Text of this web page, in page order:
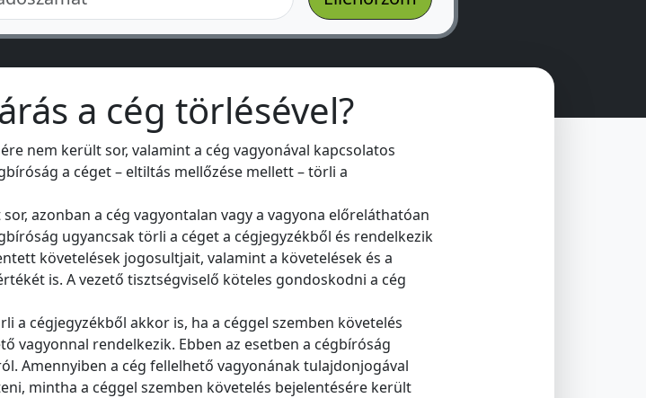
a cég törlésével?
nem került sor, valamint a cég vagyonával kapcsolatos
a céget – eltiltás mellőzése mellett – törli a
azonban a cég vagyontalan vagy a vagyona előreláthatóan
ugyancsak törli a céget a cégjegyzékből és rendelkezik
követelések jogosultjait, valamint a követelések és a
is. A vezető tisztségviselő köteles gondoskodni a cég
a cégjegyzékből akkor is, ha a céggel szemben követelés
vagyonnal rendelkezik. Ebben az esetben a cégbíróság
Amennyiben a cég fellelhető vagyonának tulajdonjogával
mintha a céggel szemben követelés bejelentésére került